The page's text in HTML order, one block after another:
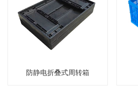
防静电折叠式周转箱